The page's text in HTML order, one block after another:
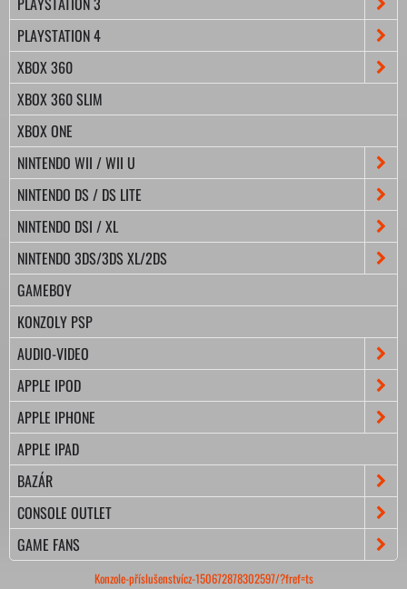
PLAYSTATION 4
XBOX 360
XBOX 360 SLIM
XBOX ONE
NINTENDO WII / WII U
NINTENDO DS / DS LITE
NINTENDO DSI / XL
NINTENDO 3DS/3DS XL/2DS
GAMEBOY
KONZOLY PSP
AUDIO-VIDEO
APPLE IPOD
APPLE IPHONE
APPLE IPAD
BAZÁR
CONSOLE OUTLET
GAME FANS
Konzole-příslušenstvícz-150672878302597/?fref=ts